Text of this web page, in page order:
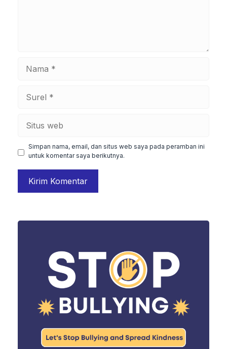
Simpan nama, email, dan situs web saya pada peramban ini
untuk komentar saya berikutnya.